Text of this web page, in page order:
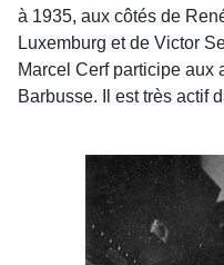
à 1935, aux côtés de
Luxemburg et de Victor
Marcel Cerf participe aux
Barbusse. Il est très actif